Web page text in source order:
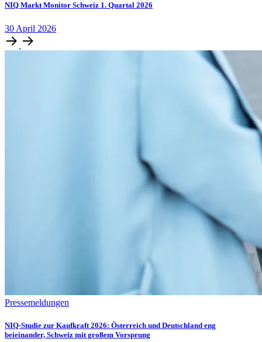
NIQ Markt Monitor Schweiz 1. Quartal 2026
30 April 2026
Pressemeldungen
NIQ-Studie zur Kaufkraft 2026: Österreich und Deutschland eng
beieinander, Schweiz mit großem Vorsprung